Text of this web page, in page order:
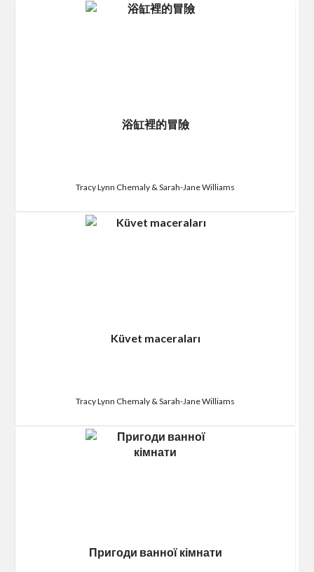
浴缸裡的冒險
Tracy Lynn Chemaly & Sarah-Jane Williams
Küvet maceraları
Tracy Lynn Chemaly & Sarah-Jane Williams
Пригоди ванної кімнати